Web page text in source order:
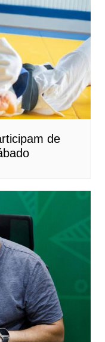
de